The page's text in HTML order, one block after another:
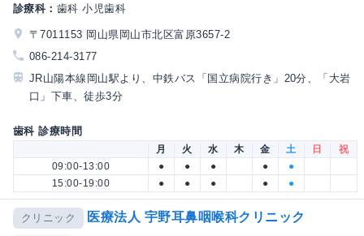
診療科： 歯科 小児歯科
〒7011153 岡山県岡山市北区富原3657-2
086-214-3177
JR山陽本線岡山駅より、中鉄バス「国立病院行き」20分、「大岩
口」下車、徒歩3分
歯科 診療時間
月 火 水 木 金 土 日
祝
09:00-13:00
● ● ● ●
●
15:00-19:00
● ● ● ● ●
クリニック 医療法人 宇野耳鼻咽喉科クリニック